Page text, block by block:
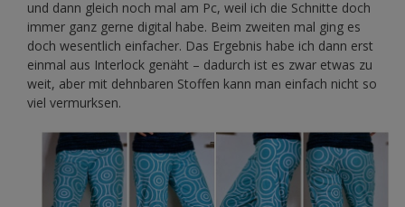
und dann gleich noch mal am Pc, weil ich die Schnitte doch
immer ganz gerne digital habe. Beim zweiten mal ging es
doch wesentlich einfacher. Das Ergebnis habe ich dann erst
einmal aus Interlock genäht – dadurch ist es zwar etwas zu
weit, aber mit dehnbaren Stoffen kann man einfach nicht so
viel vermurksen.